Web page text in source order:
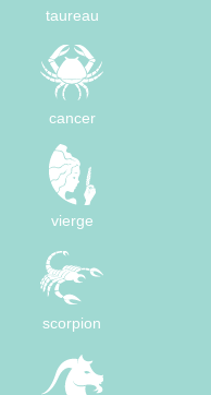
taureau
cancer
vierge
scorpion